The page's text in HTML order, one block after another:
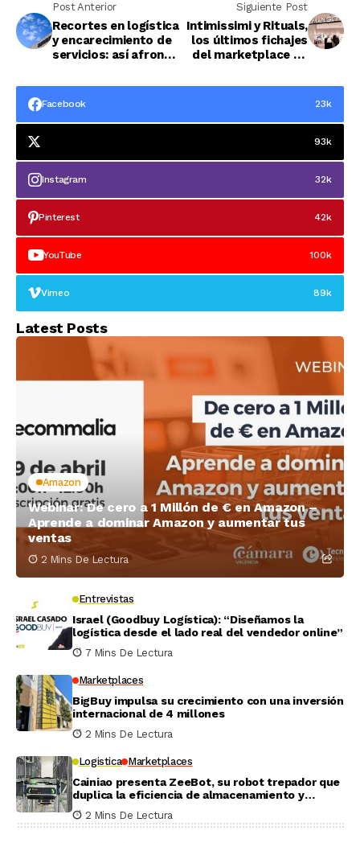
Post Anterior
Recortes en logística
y encarecimiento de
servicios: así afronta
Siguiente Post
Intimissimi y Rituals,
los últimos fichajes
del marketplace de
Facebook 23k
93k
Instagram 32k
Pinterest 42k
YouTube 100k
Vimeo 89k
Latest Posts
Amazon
Webinar: De cero a 1 Millón de € en Amazon –
Aprende a dominar Amazon y aumentar tus
ventas
2 Mins De Lectura
Entrevistas
Israel (Goodbuy Logística): “Diseñamos la
logística desde el lado real del vendedor online”
7 Mins De Lectura
Marketplaces
BigBuy impulsa su crecimiento con una inversión
internacional de 4 millones
2 Mins De Lectura
Logistica Marketplaces
Cainiao presenta ZeeBot, su robot trepador que
duplica la eficiencia de almacenamiento y
recogida en pruebas reales
2 Mins De Lectura